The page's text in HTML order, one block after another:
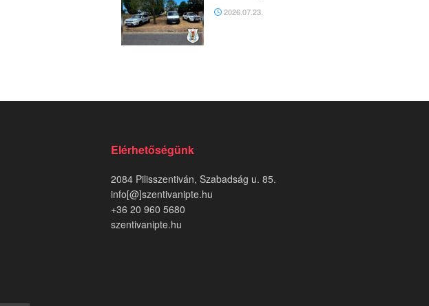
2026.07.23.
Elérhetőségünk
2084 Pilisszentiván, Szabadság u. 85.
info[@]szentivanipte.hu
+36 20 960 5680
szentivanipte.hu